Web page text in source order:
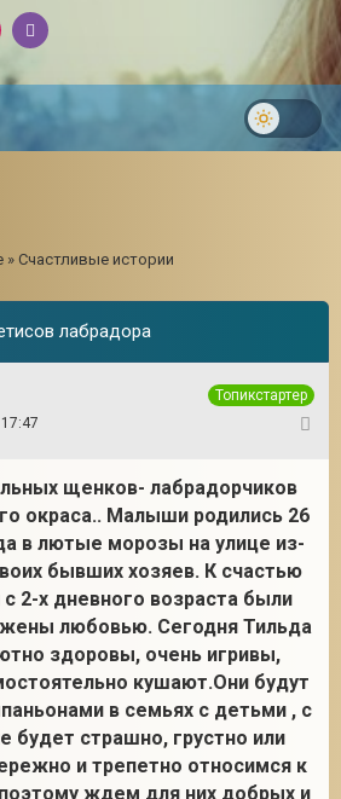
» Счастливые истории
лабрадора
Топикстартер
щенков- лабрадорчиков
окраса.. Малыши родились 26
в лютые морозы на улице из-
бывших хозяев. К счастью
2-х дневного возраста были
любовью. Сегодня Тильда
здоровы, очень игривы,
кушают.Они будут
в семьях с детьми , с
будет страшно, грустно или
и трепетно относимся к
ждем для них добрых и